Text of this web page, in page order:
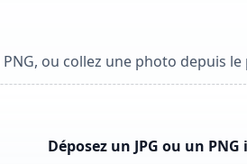
ou collez une photo depuis
Déposez un JPG ou un PNG